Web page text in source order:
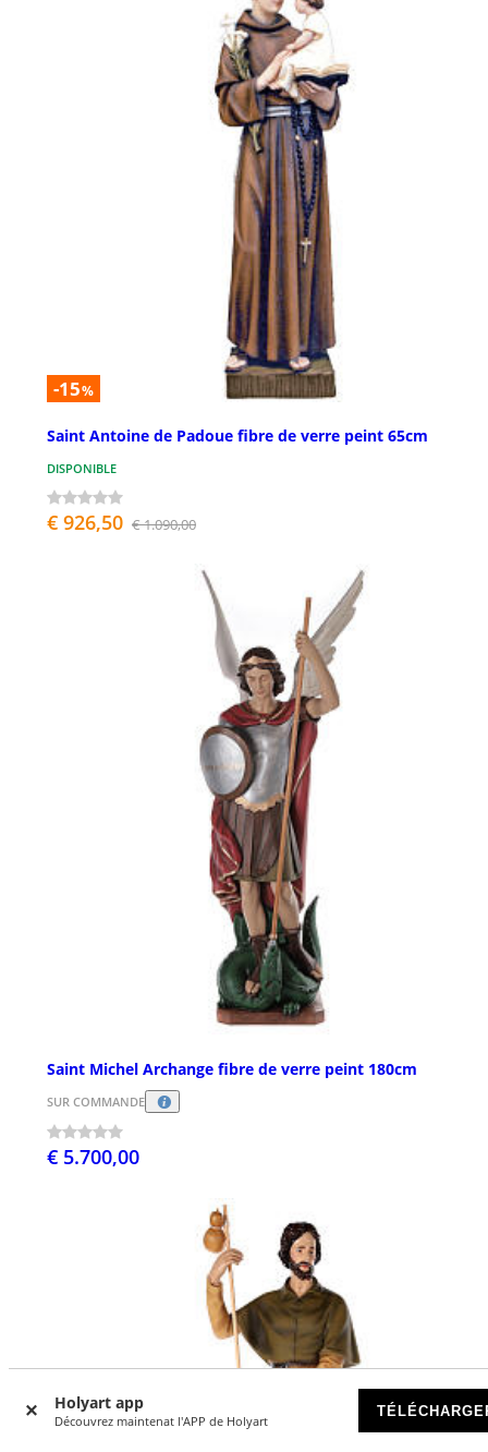
Holyart app
Découvrez maintenat l'APP de Holyart
-15%
Saint Antoine de Padoue fibre de verre peint 65cm
DISPONIBLE
€ 926,50 € 1.090,00
Saint Michel Archange fibre de verre peint 180cm
SUR COMMANDE
€ 5.700,00